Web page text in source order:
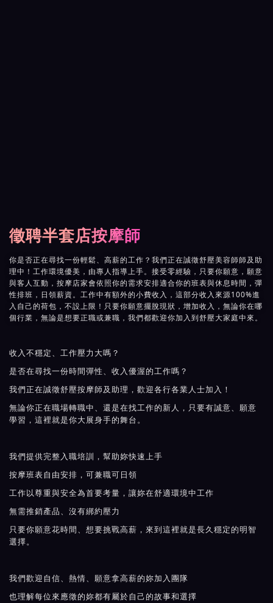
徵聘半套店按摩師
你是否正在尋找一份輕鬆、高薪的工作？我們正在誠徵舒壓美容師師及助
理中！工作環境優美，由專人指導上手。接受零經驗，只要你願意，願意
與客人互動，按摩店家會依照你的需求安排適合你的班表與休息時間，彈
性排班，日領薪資。工作中有額外的小費收入，這部分收入來源100%進
入自己的荷包，不設上限！只要你願意擺脫現狀，增加收入，無論你在哪
個行業，無論是想要正職或兼職，我們都歡迎你加入到舒壓大家庭中來。
收入不穩定、工作壓力大嗎？
是否在尋找一份時間彈性、收入優渥的工作嗎？
我們正在誠徵舒壓按摩師及助理，歡迎各行各業人士加入！
無論你正在職場轉職中、還是在找工作的新人，只要有誠意、願意
學習，這裡就是你大展身手的舞台。
我們提供完整入職培訓，幫助妳快速上手
按摩班表自由安排，可兼職可日領
工作以尊重與安全為首要考量，讓妳在舒適環境中工作
無需推銷產品、沒有綁約壓力
只要你願意花時間、想要挑戰高薪，來到這裡就是長久穩定的明智
選擇。
我們歡迎自信、熱情、願意拿高薪的妳加入團隊
也理解每位來應徵的妳都有屬於自己的故事和選擇